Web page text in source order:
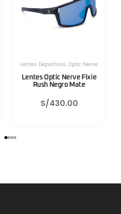
Herramientas,
Válvula CNC TLR Valve pro
80mm Rojo Lezyne
S/130.00